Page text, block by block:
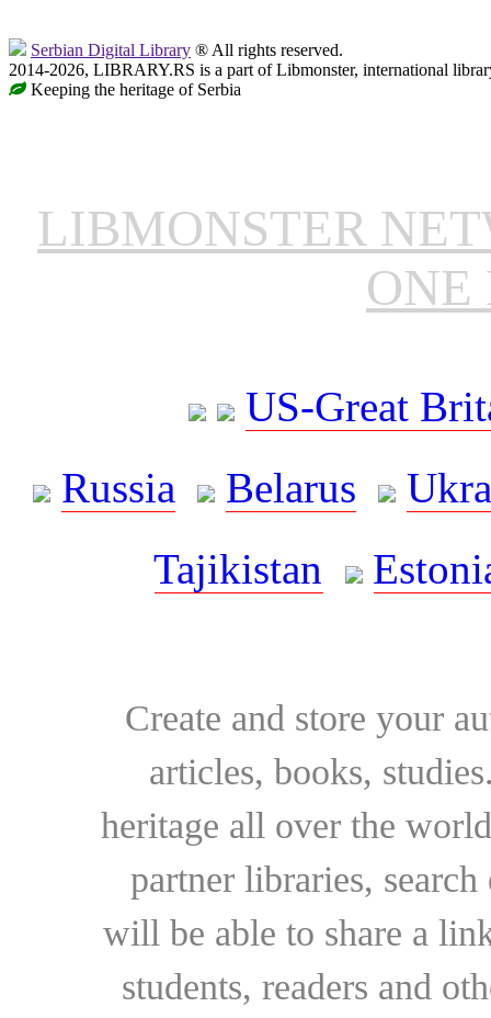
Serbian Digital Library ® All rights reserved.
2014-2026, LIBRARY.RS is a part of Libmonster, international
Keeping the heritage of Serbia
LIBMONSTER
ONE
US-Great
Russia
Belarus
Tajikistan
Create and store your
articles, books,
heritage all over the
partner libraries,
will be able to share a
students, readers and